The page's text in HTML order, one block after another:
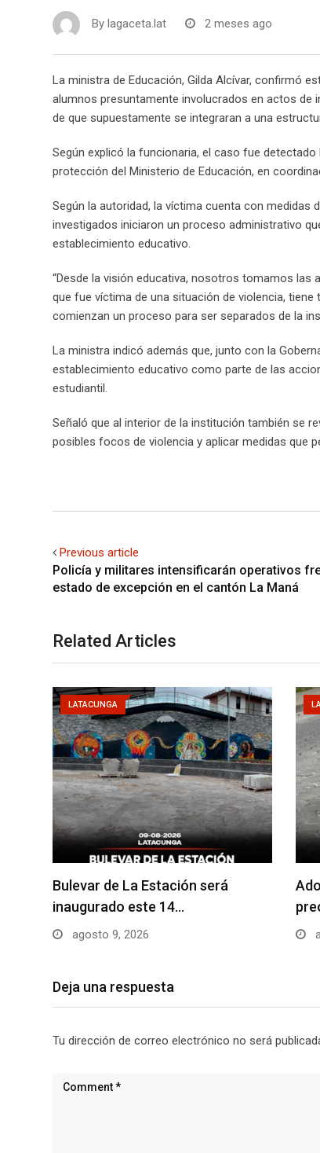
By lagaceta.lat 2 meses ago
La ministra de Educación, Gilda Alcívar, confirmó
alumnos presuntamente involucrados en actos de
de que supuestamente se integraran a una
Según explicó la funcionaria, el caso fue
protección del Ministerio de Educación, en
Según la autoridad, la víctima cuenta con
investigados iniciaron un proceso administrativo
establecimiento educativo.
“Desde la visión educativa, nosotros tomamos las
que fue víctima de una situación de violencia,
comienzan un proceso para ser separados de la
La ministra indicó además que, junto con la
establecimiento educativo como parte de las
estudiantil.
Señaló que al interior de la institución también se
posibles focos de violencia y aplicar medidas que
Previous article
Policía y militares intensificarán operativos
estado de excepción en el cantón La Maná
Related Articles
LATACUNGA
Bulevar de La Estación será
inaugurado este 14…
agosto 9, 2026
Deja una respuesta
Tu dirección de correo electrónico no será